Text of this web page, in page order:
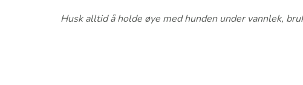
Husk alltid å holde øye med hunden under vannlek,